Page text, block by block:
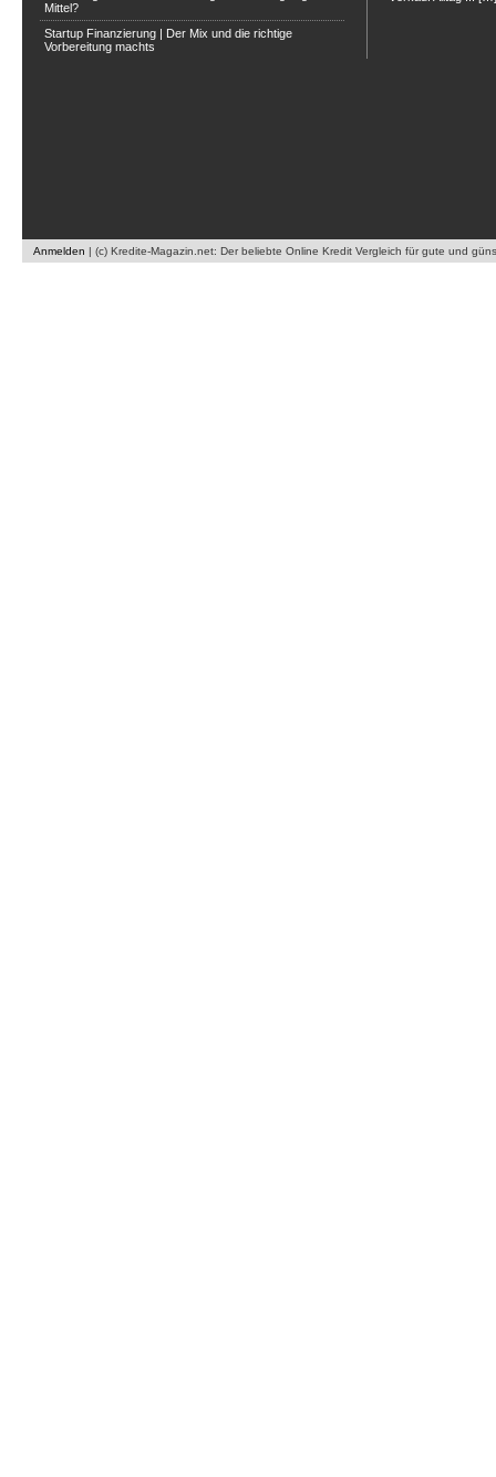
Mittel?
Startup Finanzierung | Der Mix und die richtige
Vorbereitung machts
Anmelden | (c) Kredite-Magazin.net: Der beliebte Online Kredit Vergleich für gute und